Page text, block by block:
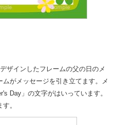
ザインしたフレームの父の日のメ
がメッセージを引き立てます。メ
Day」の文字がはいっています。
。